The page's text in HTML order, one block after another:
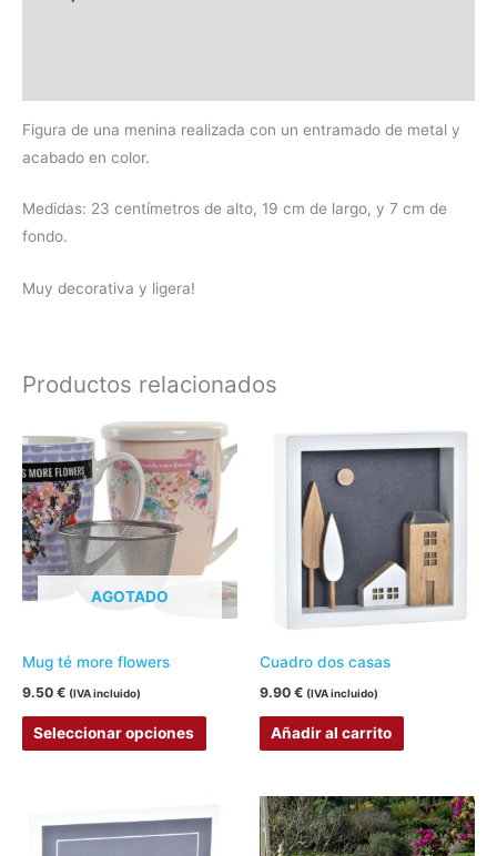
Figura de una menina realizada con un entramado de metal y
acabado en color.
Medidas: 23 centímetros de alto, 19 cm de largo, y 7 cm de
fondo.
Muy decorativa y ligera!
Productos relacionados
AGOTADO
Mug té more flowers
9.50 € (IVA incluido)
Seleccionar opciones
Este
producto
tiene
múltiples
variantes.
Las
opciones
producto
Cuadro dos casas
9.90 € (IVA incluido)
Añadir al carrito